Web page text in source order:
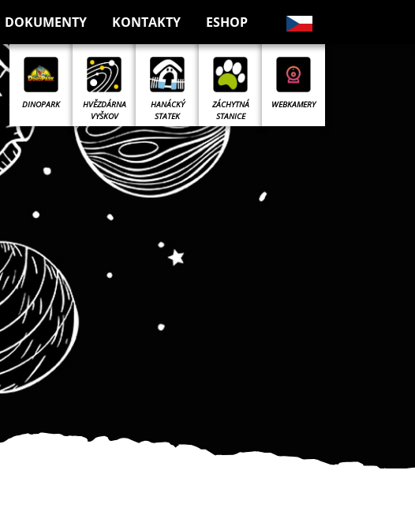
DOKUMENTY KONTAKTY ESHOP
DINOPARK
HVĚZDÁRNA
VYŠKOV
HANÁCKÝ
STATEK
ZÁCHYTNÁ
STANICE
WEBKAMERY